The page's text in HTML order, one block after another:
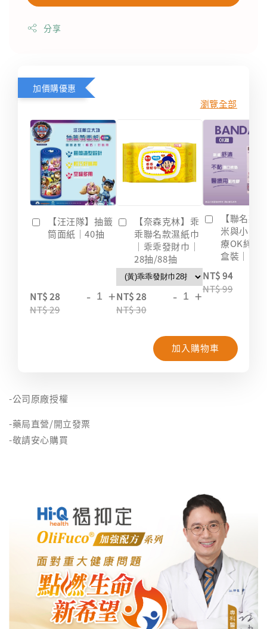
分享
加價購優惠
瀏覽全部
【汪汪隊】抽籤
筒面紙｜40抽
NT$ 28
NT$ 29
- +
【奈森克林】乖
乖聯名款濕紙巾
｜乖乖發財巾｜
28抽/88抽
NT$ 28
NT$ 30
- +
【聯名款
米與小惡
療OK絆｜
盒裝｜台
NT$ 94
NT$ 99
加入購物車
-公司原廠授權
-藥局直營/開立發票
-敬請安心購買